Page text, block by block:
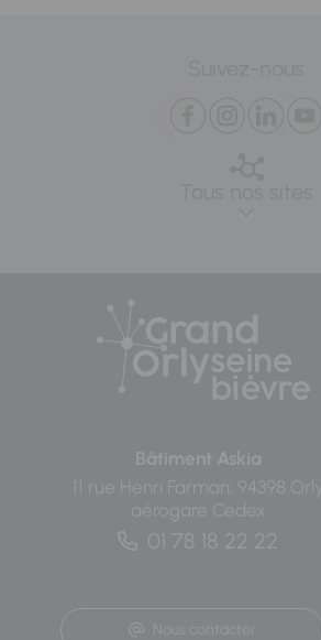
Bâtiment Askia
11 rue Henri Farman, 94398 Orly
aérogare Cedex
01 78 18 22 22
Nous contacter